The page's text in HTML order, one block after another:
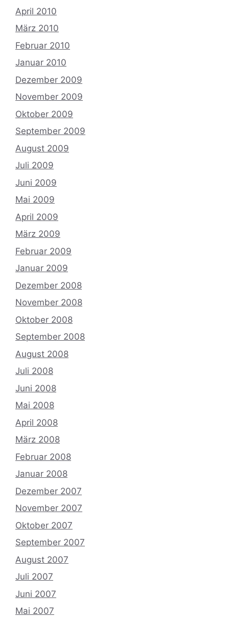
April 2010
März 2010
Februar 2010
Januar 2010
Dezember 2009
November 2009
Oktober 2009
September 2009
August 2009
Juli 2009
Juni 2009
Mai 2009
April 2009
März 2009
Februar 2009
Januar 2009
Dezember 2008
November 2008
Oktober 2008
September 2008
August 2008
Juli 2008
Juni 2008
Mai 2008
April 2008
März 2008
Februar 2008
Januar 2008
Dezember 2007
November 2007
Oktober 2007
September 2007
August 2007
Juli 2007
Juni 2007
Mai 2007